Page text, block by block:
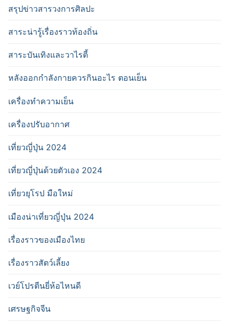
สรุปข่าวสารวงการศิลปะ
สาระน่ารู้เรื่องราวท้องถิ่น
สาระบันเทิงและวาไรตี้
หลังออกกําลังกายควรกินอะไร ตอนเย็น
เครื่องทำความเย็น
เครื่องปรับอากาศ
เที่ยวญี่ปุ่น 2024
เที่ยวญี่ปุ่นด้วยตัวเอง 2024
เที่ยวยุโรป มือใหม่
เมืองน่าเที่ยวญี่ปุ่น 2024
เรื่องราวของเมืองไทย
เรื่องราวสัตว์เลี้ยง
เวย์โปรตีนยี่ห้อไหนดี
เศรษฐกิจจีน